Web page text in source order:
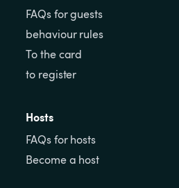
FAQs for guests
behaviour rules
To the card
to register
Hosts
FAQs for hosts
Become a host